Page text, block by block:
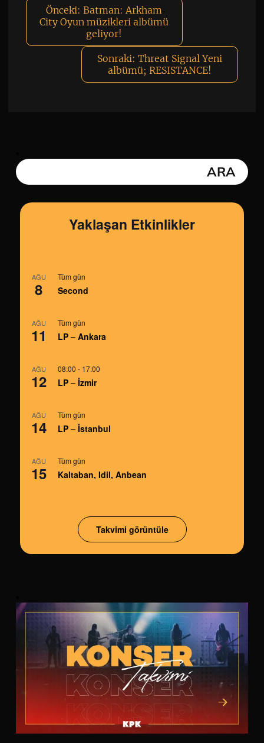
Önceki: Batman: Arkham
City Oyun müzikleri albümü
geliyor!
Sonraki: Threat Signal Yeni
albümü; RESISTANCE!
Yaklaşan Etkinlikler
AĞU
8
Tüm gün
Second
AĞU
11
Tüm gün
LP – Ankara
AĞU
12
08:00 - 17:00
LP – İzmir
AĞU
14
Tüm gün
LP – İstanbul
AĞU
15
Tüm gün
Kaltaban, Idil, Anbean
Takvimi görüntüle